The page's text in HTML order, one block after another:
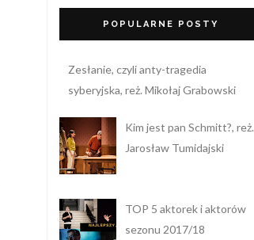
POPULARNE POSTY
Zesłanie, czyli anty-tragedia
syberyjska, reż. Mikołaj Grabowski
Kim jest pan Schmitt?, reż.
Jarosław Tumidajski
TOP 5 aktorek i aktorów
sezonu 2017/18